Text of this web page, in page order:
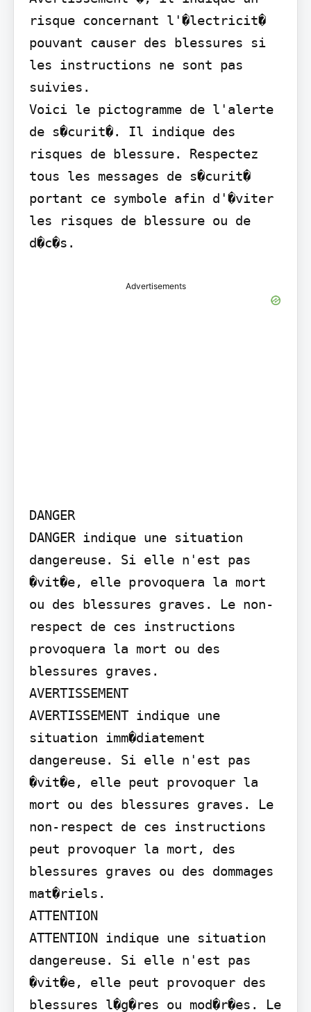
risque concernant l'�lectricit�
pouvant causer des blessures si
les instructions ne sont pas
suivies.
Voici le pictogramme de l'alerte
de s�curit�. Il indique des
risques de blessure. Respectez
tous les messages de s�curit�
portant ce symbole afin d'�viter
les risques de blessure ou de
d�c�s.
Advertisements
DANGER
DANGER indique une situation
dangereuse. Si elle n'est pas
�vit�e, elle provoquera la mort
ou des blessures graves. Le non-
respect de ces instructions
provoquera la mort ou des
blessures graves.
AVERTISSEMENT
AVERTISSEMENT indique une
situation imm�diatement
dangereuse. Si elle n'est pas
�vit�e, elle peut provoquer la
mort ou des blessures graves. Le
non-respect de ces instructions
peut provoquer la mort, des
blessures graves ou des dommages
mat�riels.
ATTENTION
ATTENTION indique une situation
dangereuse. Si elle n'est pas
�vit�e, elle peut provoquer des
blessures l�g�res ou mod�r�es. Le